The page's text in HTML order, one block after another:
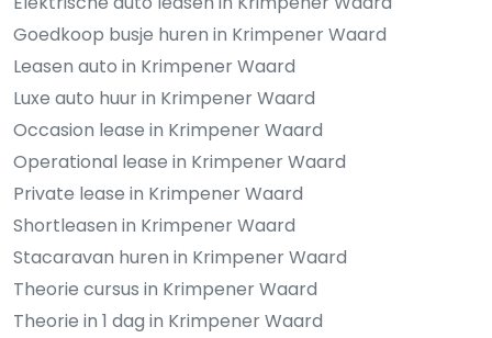
Goedkoop busje huren in Krimpener Waard
Leasen auto in Krimpener Waard
Luxe auto huur in Krimpener Waard
Occasion lease in Krimpener Waard
Operational lease in Krimpener Waard
Private lease in Krimpener Waard
Shortleasen in Krimpener Waard
Stacaravan huren in Krimpener Waard
Theorie cursus in Krimpener Waard
Theorie in 1 dag in Krimpener Waard